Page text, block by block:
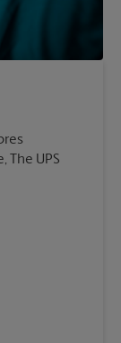
The UPS